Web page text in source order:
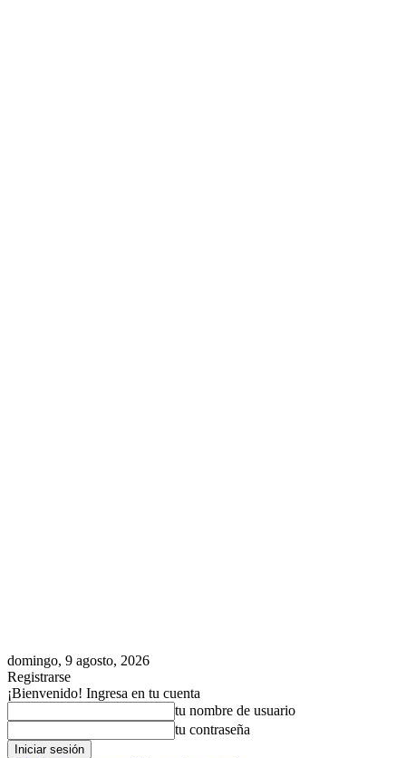
domingo, 9 agosto, 2026
Registrarse
¡Bienvenido! Ingresa en tu cuenta
tu nombre de usuario
tu contraseña